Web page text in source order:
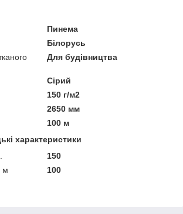
Пинема
Білорусь
Для будівництва
Сірий
150 г/м2
2650 мм
100 м
характеристики
150
м
100